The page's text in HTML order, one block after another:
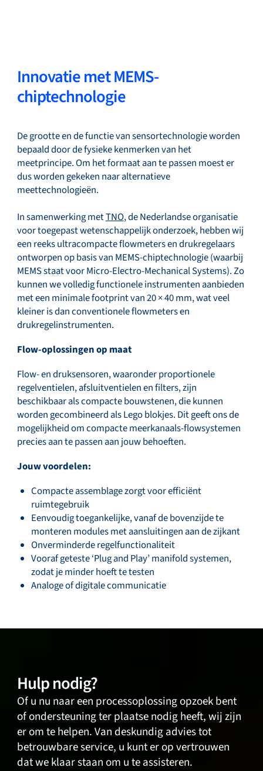
Innovatie met MEMS-
chiptechnologie
De grootte en de functie van sensortechnologie worden
bepaald door de fysieke kenmerken van het
meetprincipe. Om het formaat aan te passen moest er
dus worden gekeken naar alternatieve
meettechnologieën.
In samenwerking metTNO, de Nederlandse organisatie
voor toegepast wetenschappelijk onderzoek, hebben wij
een reeks ultracompacte flowmeters en drukregelaars
ontworpen op basis van MEMS-chiptechnologie (waarbij
MEMS staat voor Micro-Electro-Mechanical Systems). Zo
kunnen we volledig functionele instrumenten aanbieden
met een minimale footprint van 20 × 40 mm, wat veel
kleiner is dan conventionele flowmeters en
drukregelinstrumenten.
Flow-oplossingen op maat
Flow- en druksensoren, waaronder proportionele
regelventielen, afsluitventielen en filters, zijn
beschikbaar als compacte bouwstenen, die kunnen
worden gecombineerd als Lego blokjes. Dit geeft ons de
mogelijkheid om compacte meerkanaals-flowsystemen
precies aan te passen aan jouw behoeften.
Jouw voordelen:
Compacte assemblage zorgt voor efficiënt
ruimtegebruik
Eenvoudig toegankelijke, vanaf de bovenzijde te
monteren modules met aansluitingen aan de zijkant
Onverminderde regelfunctionaliteit
Vooraf geteste ‘Plug and Play’ manifold systemen,
zodat je minder hoeft te testen
Analoge of digitale communicatie
Hulp nodig?
Of u nu naar een processoplossing opzoek bent
of ondersteuning ter plaatse nodig heeft, wij zijn
er om te helpen. Van deskundig advies tot
betrouwbare service, u kunt er op vertrouwen
dat we klaar staan om u te assisteren.